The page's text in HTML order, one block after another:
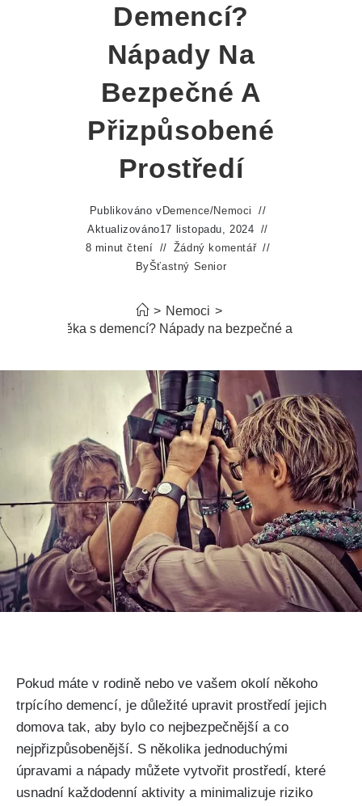
Demencí?
Nápady Na
Bezpečné A
Přizpůsobené
Prostředí
Publikováno v Demence/Nemoci
Aktualizováno17 listopadu, 2024
8 minut čtení
Žádný komentář
ByŠťastný Senior
> Nemoci >
pro člověka s demencí? Nápady na bezpečné a
Pokud máte v rodině nebo ve vašem okolí někoho
trpícího demencí, je důležité upravit prostředí jejich
domova tak, aby bylo co nejbezpečnější a co
nejpřizpůsobenější. S několika jednoduchými
úpravami a nápady můžete vytvořit prostředí, které
usnadní každodenní aktivity a minimalizuje riziko